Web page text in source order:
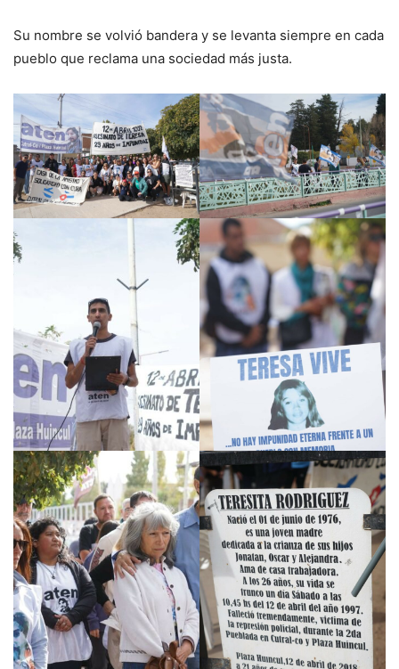
Su nombre se volvió bandera y se levanta siempre en cada
pueblo que reclama una sociedad más justa.